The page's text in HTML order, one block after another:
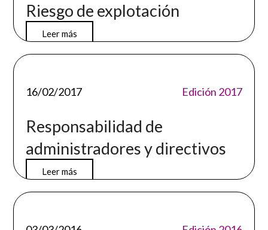
Riesgo de explotación
Leer más
16/02/2017 Edición 2017
Responsabilidad de
administradores y directivos
Leer más